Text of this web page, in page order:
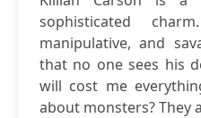
sophisticated
manipulative, and
that no one sees his
will cost me
about monsters? They